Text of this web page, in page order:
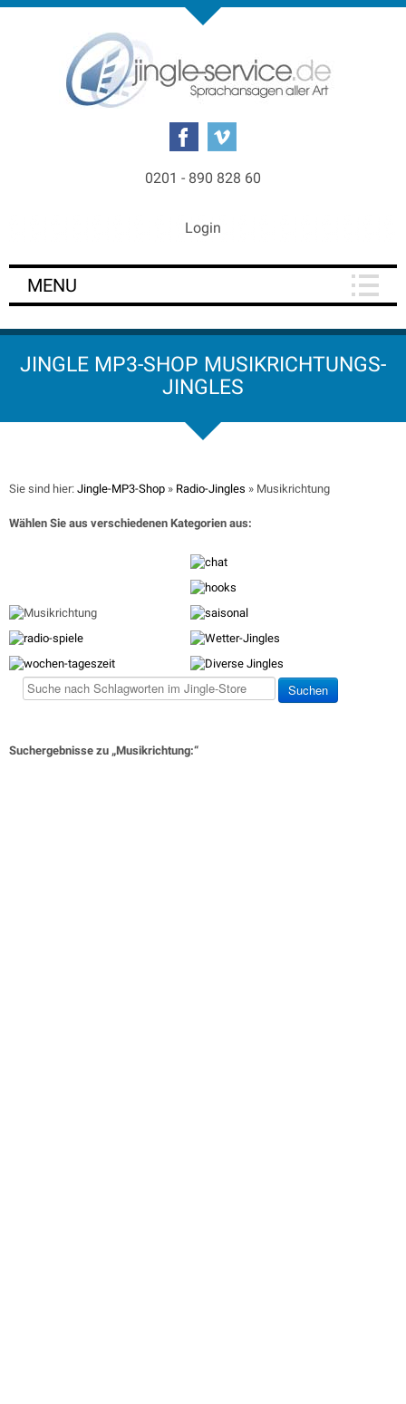
0201 - 890 828 60
Login
MENU
JINGLE MP3-SHOP MUSIKRICHTUNGS-
JINGLES
Sie sind hier: Jingle-MP3-Shop » Radio-Jingles » Musikrichtung
Wählen Sie aus verschiedenen Kategorien aus:
Suchergebnisse zu „Musikrichtung:“